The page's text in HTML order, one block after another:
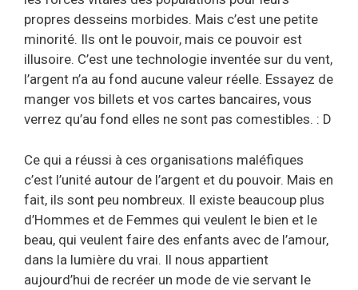
propres desseins morbides. Mais c’est une petite
minorité. Ils ont le pouvoir, mais ce pouvoir est
illusoire. C’est une technologie inventée sur du vent,
l’argent n’a au fond aucune valeur réelle. Essayez de
manger vos billets et vos cartes bancaires, vous
verrez qu’au fond elles ne sont pas comestibles. : D
Ce qui a réussi à ces organisations maléfiques
c’est l’unité autour de l’argent et du pouvoir. Mais en
fait, ils sont peu nombreux. Il existe beaucoup plus
d’Hommes et de Femmes qui veulent le bien et le
beau, qui veulent faire des enfants avec de l’amour,
dans la lumière du vrai. Il nous appartient
aujourd’hui de recréer un mode de vie servant le